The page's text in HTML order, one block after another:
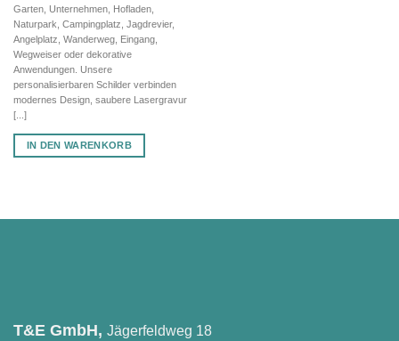
Garten, Unternehmen, Hofladen,
Naturpark, Campingplatz, Jagdrevier,
Angelplatz, Wanderweg, Eingang,
Wegweiser oder dekorative
Anwendungen. Unsere
personalisierbaren Schilder verbinden
modernes Design, saubere Lasergravur
[...]
IN DEN WARENKORB
T&E GmbH, Jägerfeldweg 18